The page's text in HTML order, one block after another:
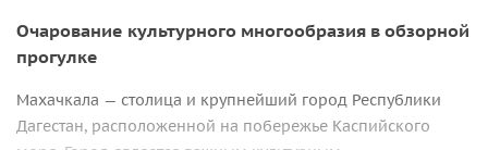
Очарование культурного многообразия в обзорной
прогулке
Махачкала — столица и крупнейший город Республики
Дагестан, расположенной на побережье Каспийского